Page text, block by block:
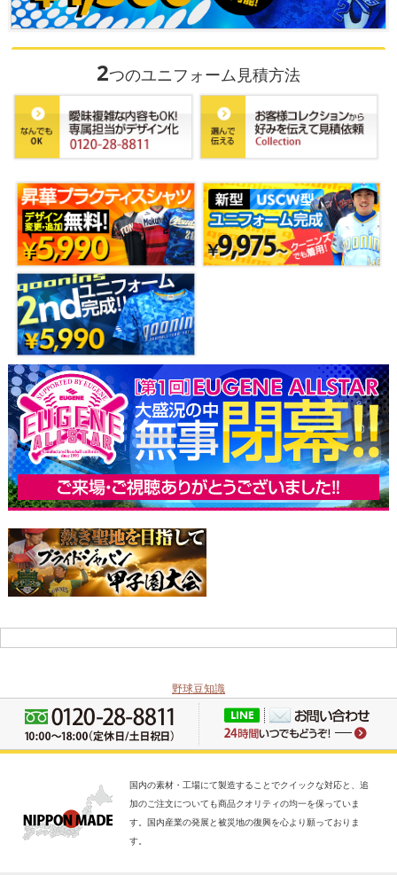
2つのユニフォーム見積方法
野球豆知識
国内の素材・工場にて製造することでクイックな対応と、追
加のご注文についても商品クオリティの均一を保っていま
す。国内産業の発展と被災地の復興を心より願っておりま
す。